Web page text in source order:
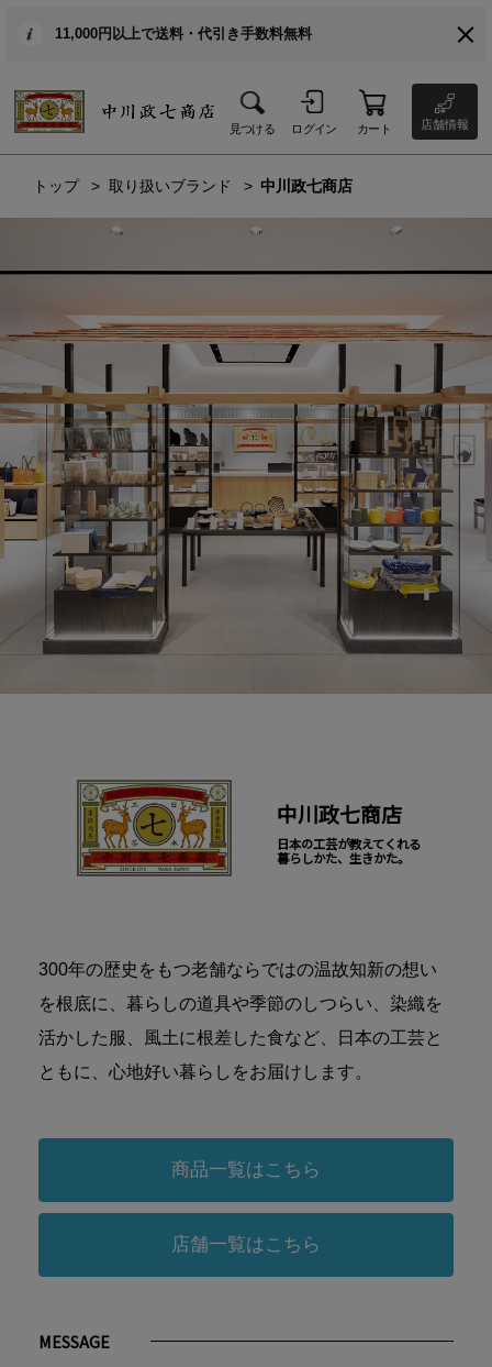
11,000円以上で送料・代引き手数料無料
見つける ログイン カート 店舗情報
トップ 取り扱いブランド 中川政七商店
中川政七商店
日本の工芸が教えてくれる
暮らしかた、生きかた。
300年の歴史をもつ老舗ならではの温故知新の想い
を根底に、暮らしの道具や季節のしつらい、染織を
活かした服、風土に根差した食など、日本の工芸と
ともに、心地好い暮らしをお届けします。
商品一覧はこちら
店舗一覧はこちら
MESSAGE